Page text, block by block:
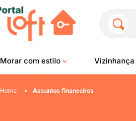
Morar com estilo Vizinhança
Home Assuntos financeiros